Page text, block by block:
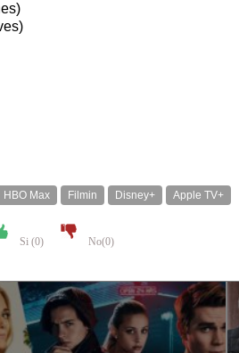
HBO Max Filmin Disney+ Apple TV+
Si (0) No(0)